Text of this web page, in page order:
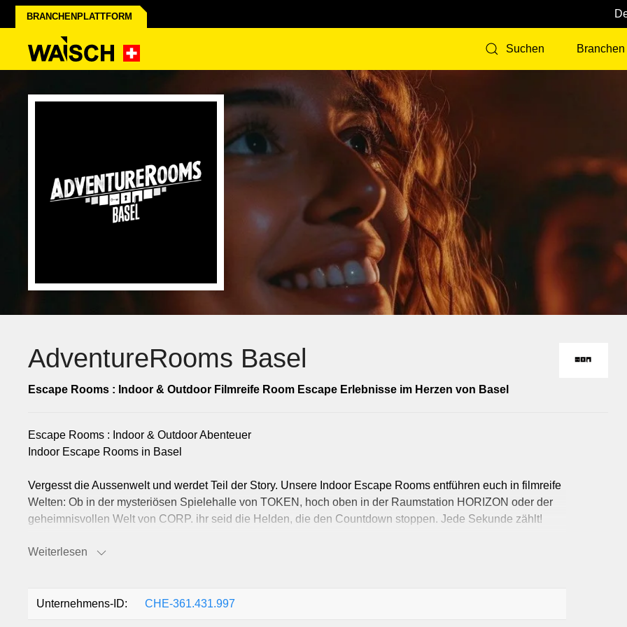
BRANCHENPLATTFORM
Suchen Branchen
Landwirtschaft
Marketing
Mobilität
Sicherheit
AdventureRooms Basel
Escape Rooms : Indoor & Outdoor Filmreife Room Escape Erlebnisse im Herzen von Basel
Escape Rooms : Indoor & Outdoor Abenteuer
Indoor Escape Rooms in Basel
Vergesst die Aussenwelt und werdet Teil der Story. Unsere Indoor Escape Rooms entführen euch in filmreife
Welten: Ob in der mysteriösen Spielehalle von TOKEN, hoch oben in der Raumstation HORIZON oder der
geheimnisvollen Welt von CORP. ihr seid die Helden, die den Countdown stoppen. Jede Sekunde zählt!
Alle vier Indoor Escape Rooms in Basel sind klimatisiert, 365 Tage spielbar und auf Deutsch, Englisch und
Weiterlesen
Unternehmens-ID: CHE-361.431.997